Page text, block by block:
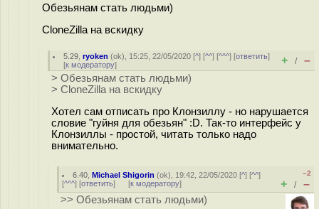
Обезьянам стать людьми)
CloneZilla на вскидку
5.29 ,ryoken (ok), 15:25, 22/05/2020 [^] [^^] [^^^] [ответить]
[к модератору] + / –
> Обезьянам стать людьми)
> CloneZilla на вскидку
Хотел сам отписать про Клонзиллу - но нарушается
словие "гуйня для обезьян" :D. Так-то интерфейс у
Клонзиллы - простой, читать только надо
внимательно.
6.40 ,Michael Shigorin (ok), 19:42, 22/05/2020 [^] [^^]
[^^^] [ответить] [к модератору]
–2
+ / –
>> Обезьянам стать людьми)